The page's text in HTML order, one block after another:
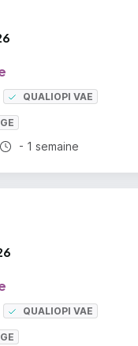
QUALIOPI VAE
Durée totale :
- 1 semaine
QUALIOPI VAE